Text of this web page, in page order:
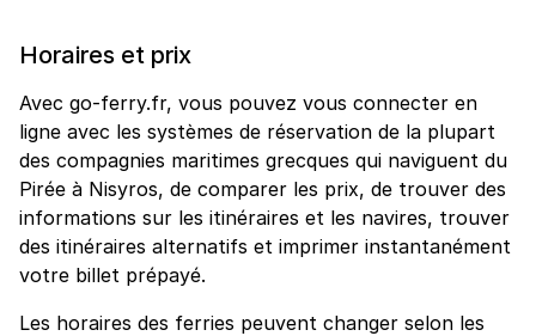
Horaires et prix
Avec go-ferry.fr, vous pouvez vous connecter en
ligne avec les systèmes de réservation de la plupart
des compagnies maritimes grecques qui naviguent du
Pirée à Nisyros, de comparer les prix, de trouver des
informations sur les itinéraires et les navires, trouver
des itinéraires alternatifs et imprimer instantanément
votre billet prépayé.
Les horaires des ferries peuvent changer selon les